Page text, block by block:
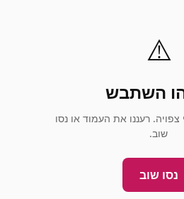
⚠️
השתבש
רעננו את העמוד או נסו
שוב.
נסו שוב